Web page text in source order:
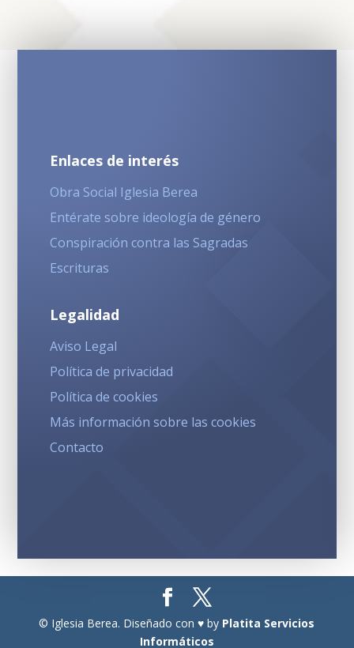
Enlaces de interés
Obra Social Iglesia Berea
Entérate sobre ideología de género
Conspiración contra las Sagradas
Escrituras
Legalidad
Aviso Legal
Política de privacidad
Política de cookies
Más información sobre las cookies
Contacto
© Iglesia Berea. Diseñado con ♥ by Platita Servicios
Informáticos